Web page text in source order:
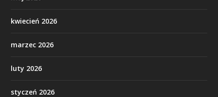
kwiecień 2026
marzec 2026
luty 2026
styczeń 2026